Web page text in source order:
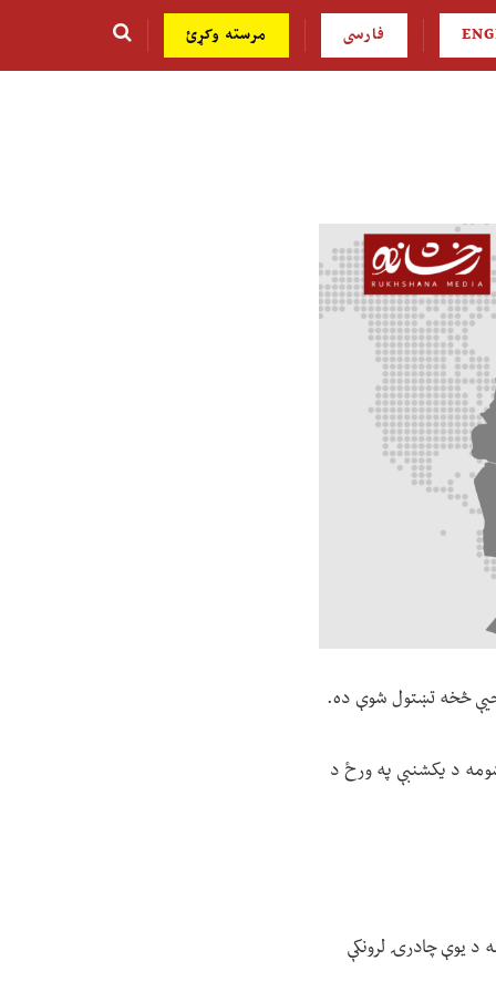
فارسی مرسته وکړئ
څخه تښتول شوې ده.
د یکشنبې په ورځ د
د یوې چادرۍ لرونکې